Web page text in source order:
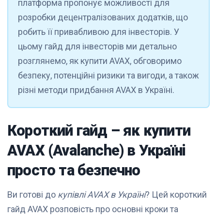
платформа пропонує можливості для
розробки децентралізованих додатків, що
робить її привабливою для інвесторів. У
цьому гайд для інвесторів ми детально
розглянемо, як купити AVAX, обговоримо
безпеку, потенційні ризики та вигоди, а також
різні методи придбання AVAX в Україні.
Короткий гайд – як купити
AVAX (Avalanche) в Україні
просто та безпечно
Ви готові до купівлі AVAX в Україні? Цей короткий
гайд AVAX розповість про основні кроки та